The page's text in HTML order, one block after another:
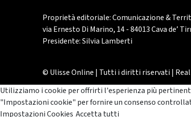
Proprietà editoriale: Comunicazione &
via Ernesto Di Marino, 14 - 84013 Cava de’
Presidente: Silvia Lamberti
© Ulisse Online | Tutti i diritti riservati |
Utilizziamo i cookie per offrirti l'esperienza più
"Impostazioni cookie" per fornire un consenso
Impostazioni Cookies Accetta tutti